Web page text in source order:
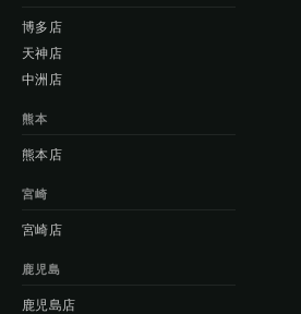
博多店
天神店
中洲店
熊本
熊本店
宮崎
宮崎店
鹿児島
鹿児島店